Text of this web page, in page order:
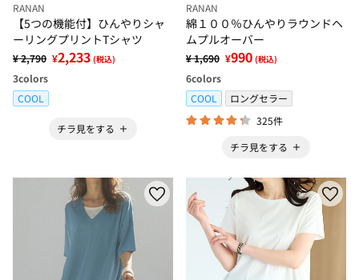
RANAN
【5つの機能付】ひんやりシャ
ーリングプリントTシャツ
¥ 2,790 ¥2,233 (税込)
3colors
COOL
チラ見をする
RANAN
綿１００％ひんやりラウンドヘ
ムプルオーバー
¥ 1,690 ¥990 (税込)
6colors
COOL
ロングセラー
325件
チラ見をする